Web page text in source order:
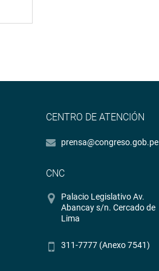
CENTRO DE ATENCIÓN
prensa@congreso.gob.pe
CNC
Palacio Legislativo Av.
Abancay s/n. Cercado de
Lima
311-7777 (Anexo 7541)